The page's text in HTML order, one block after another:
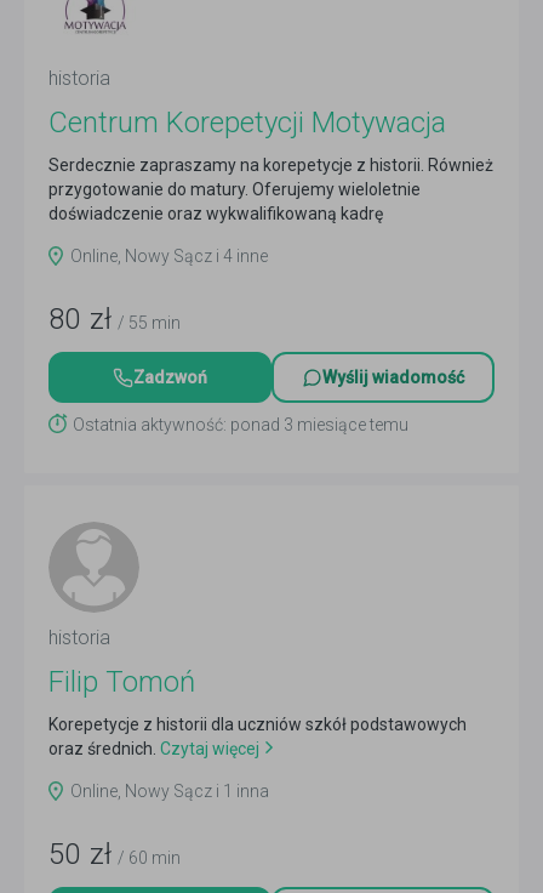
historia
Centrum Korepetycji Motywacja
Serdecznie zapraszamy na korepetycje z historii. Również
przygotowanie do matury. Oferujemy wieloletnie
doświadczenie oraz wykwalifikowaną kadrę
Online, Nowy Sącz i 4 inne
80 zł / 55 min
Zadzwoń Wyślij wiadomość
Ostatnia aktywność: ponad 3 miesiące temu
historia
Filip Tomoń
Korepetycje z historii dla uczniów szkół podstawowych
oraz średnich. Czytaj więcej
Online, Nowy Sącz i 1 inna
50 zł / 60 min